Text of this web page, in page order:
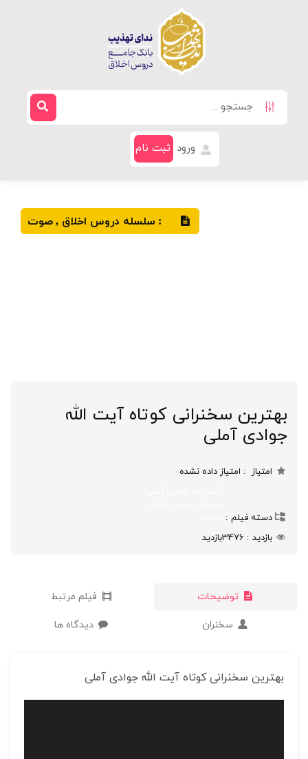
ورود ثبت نام
: سلسله دروس اخلاق , صوت
بهترین سخنرانی کوتاه آیت الله
جوادی آملی
امتیاز امتیاز داده نشده
دسته فیلم
بازدید
3476بازدید
توضیحات فیلم مرتبط
سخنران دیدگاه ها
بهترین سخنرانی کوتاه آیت الله جوادی آملی